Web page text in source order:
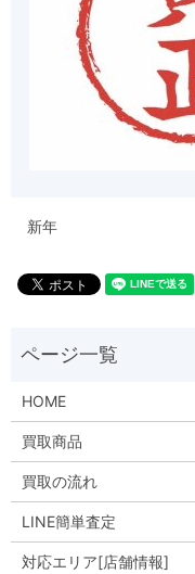
新年
HOME
買取商品
買取の流れ
LINE簡単査定
対応エリア[店舗情報]